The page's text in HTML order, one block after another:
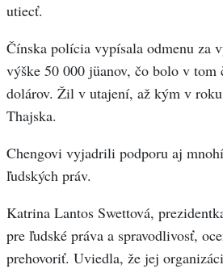
utiecť.
Čínska polícia vypísala odmenu za
výške 50 000 jüanov, čo bolo v tom
dolárov. Žil v utajení, až kým v
Thajska.
Chengovi vyjadrili podporu aj
ľudských práv.
Katrina Lantos Swettová,
pre ľudské práva a spravodlivosť,
prehovoriť. Uviedla, že jej